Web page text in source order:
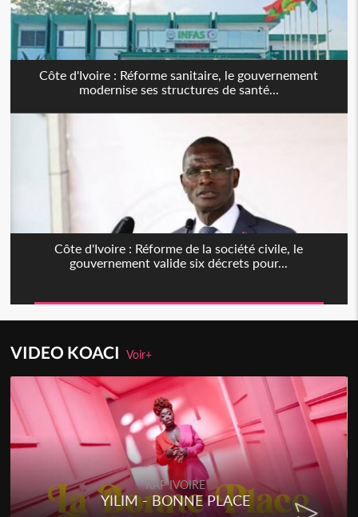
Côte d'Ivoire : Réforme sanitaire, le gouvernement
modernise ses structures de santé...
Côte d'Ivoire : Réforme de la société civile, le
gouvernement valide six décrets pour...
VIDEO KOACIVoir+
RAP IVOIRE
YILIM - BONNE PLACE